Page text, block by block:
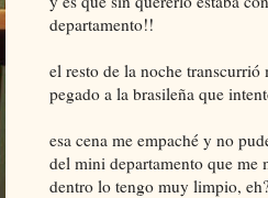
departamento!!
el resto de la noche
pegado a la brasileña que
esa cena me empaché y no
del mini departamento que me
dentro lo tengo muy limpio,